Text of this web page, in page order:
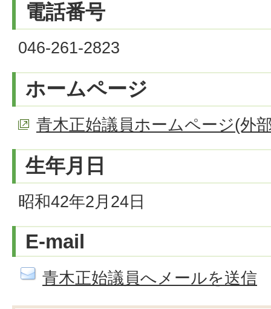
電話番号
046-261-2823
ホームページ
青木正始議員ホームページ(外
生年月日
昭和42年2月24日
E-mail
青木正始議員へメールを送信